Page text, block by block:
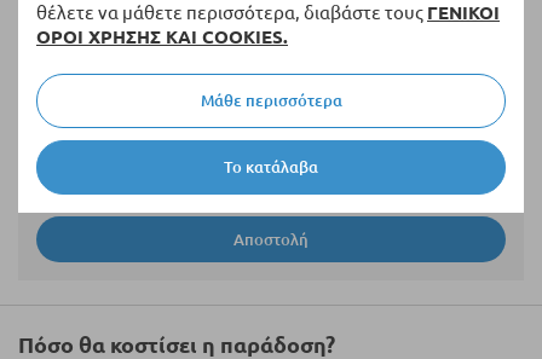
θέλετε να μάθετε περισσότερα, διαβάστε τους ΓΕΝΙΚΟΙ
ΟΡΟΙ ΧΡΗΣΗΣ ΚΑΙ COOKIES.
Το κατάλαβα
Μάθε περισσότερα
Αποστολή
Πόσο θα κοστίσει η παράδοση?